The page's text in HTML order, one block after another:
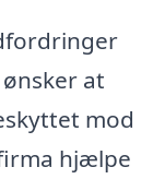
at
mod
hjælpe